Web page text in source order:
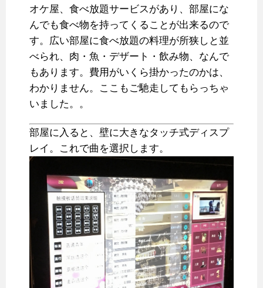
オケ屋、食べ放題サービスがあり、部屋にな
んでも食べ物を持ってくることが出来るので
す。広い部屋に食べ放題の料理が所狭しと並
べられ、肉・魚・デザート・飲み物、なんで
もあります。費用がいくら掛かったのかは、
わかりません。ここもご馳走してもらっちゃ
いました。。
部屋に入ると、壁に大きなタッチ式ディスプ
レイ。これで曲を選択します。